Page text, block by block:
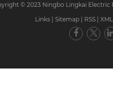
© 2023 Ningbo Lingkai Electric
Links
Sitemap RSS XML